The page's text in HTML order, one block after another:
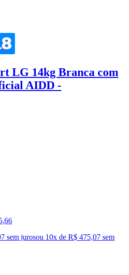
LG 14kg Branca com
AIDD -
,66
sem jurosou 10x de R$ 475,07 sem